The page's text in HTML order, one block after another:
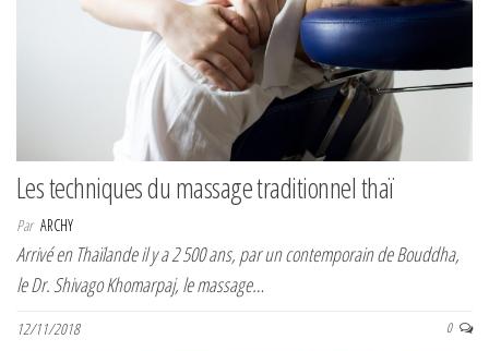
Les techniques du massage traditionnel thaï
Par ARCHY
Arrivé en Thaïlande il y a 2 500 ans, par un contemporain de Bouddha,
le Dr. Shivago Khomarpaj, le massage…
12/11/2018 0